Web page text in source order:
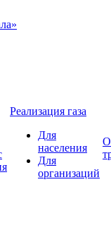
Реализация газа
Для
населения
Для
организаций